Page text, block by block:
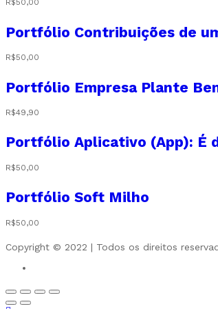
R$50,00
Portfólio Contribuições de
R$50,00
Portfólio Empresa Plante
R$49,90
Portfólio Aplicativo (App): É
R$50,00
Portfólio Soft Milho
R$50,00
Copyright © 2022 | Todos os direitos